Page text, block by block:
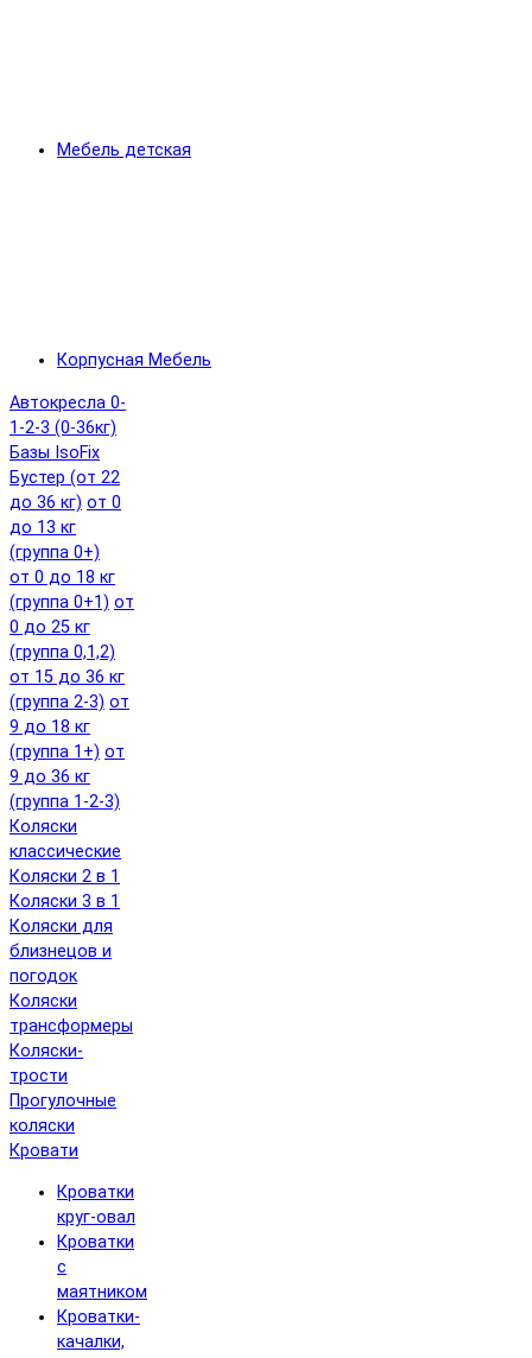
Мебель детская
Корпусная Мебель
Автокресла 0-
1-2-3 (0-36кг)
Базы IsoFix
Бустер (от 22
до 36 кг) от 0
до 13 кг
(группа 0+)
от 0 до 18 кг
(группа 0+1) от
0 до 25 кг
(группа 0,1,2)
от 15 до 36 кг
(группа 2-3) от
9 до 18 кг
(группа 1+) от
9 до 36 кг
(группа 1-2-3)
Коляски
классические
Коляски 2 в 1
Коляски 3 в 1
Коляски для
близнецов и
погодок
Коляски
трансформеры
Коляски-
трости
Прогулочные
коляски
Кровати
Кроватки
круг-овал
Кроватки
с
маятником
Кроватки-
качалки,